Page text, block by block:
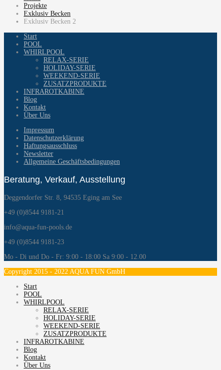
Projekte
Exklusiv Becken
Exklusiv Becken 2
Start
POOL
WHIRLPOOL
RELAX-SERIE
HOLIDAY-SERIE
WEEKEND-SERIE
ZUSATZPRODUKTE
INFRAROTKABINE
Blog
Kontakt
Über Uns
Impressum
Datenschutzerklärung
Haftungsausschluss
Newsletter
Allgemeine Geschäftsbedingungen
Beratung, Verkauf, Ausstellung
Deggendorfer Str. 8, 94535 Eging am See
+49 (0)8544 9181-21
info@aqua-fun-pools.de
+49 (0)8544 9181-23
Mo - Di und Do - Fr: 9:00 - 18:00 Sa 9:00 - 12.00
Copyright 2015 - 2022 AQUA FUN GmbH
Start
POOL
WHIRLPOOL
RELAX-SERIE
HOLIDAY-SERIE
WEEKEND-SERIE
ZUSATZPRODUKTE
INFRAROTKABINE
Blog
Kontakt
Über Uns